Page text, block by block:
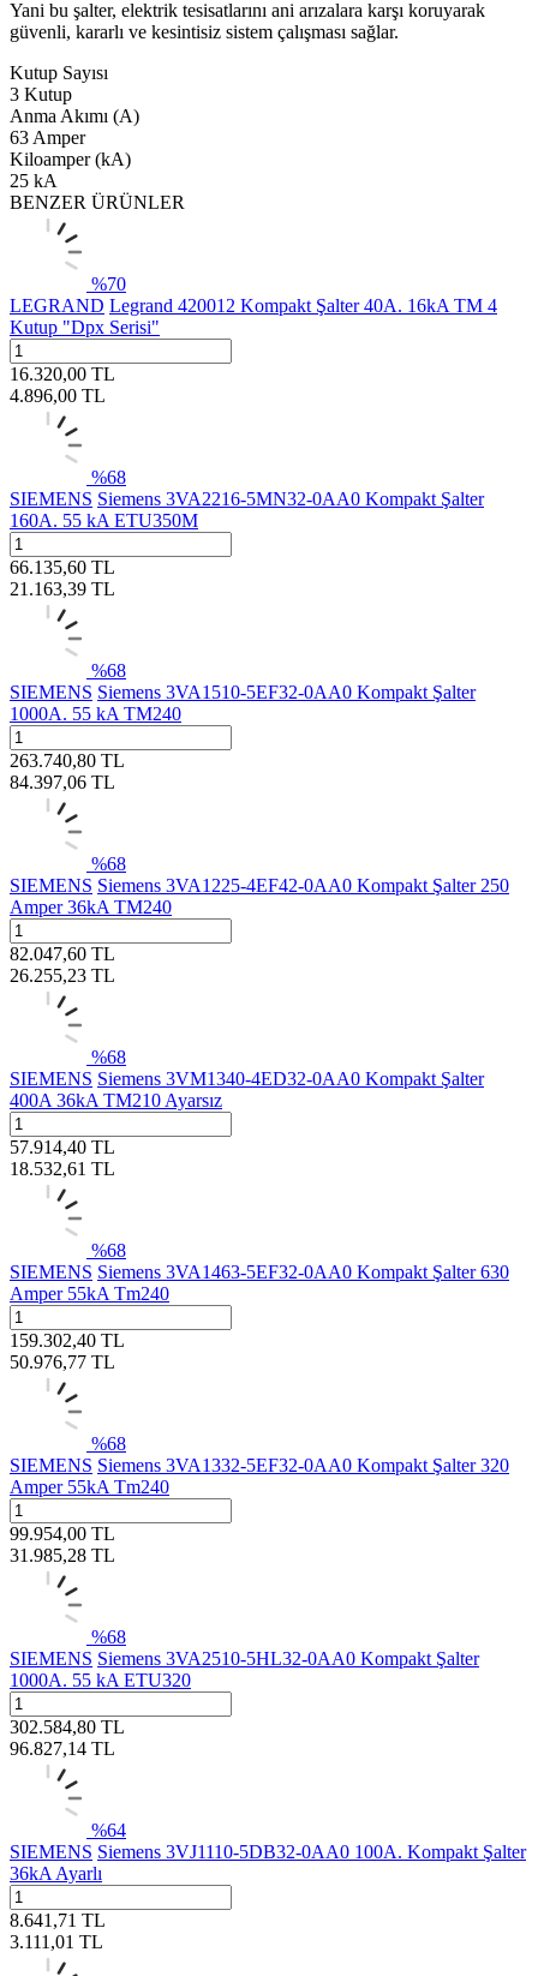
Yani bu şalter, elektrik tesisatlarını ani arızalara karşı koruyarak
güvenli, kararlı ve kesintisiz sistem çalışması sağlar.
Kutup Sayısı
3 Kutup
Anma Akımı (A)
63 Amper
Kiloamper (kA)
25 kA
BENZER ÜRÜNLER
%70
LEGRAND Legrand 420012 Kompakt Şalter 40A. 16kA TM 4
Kutup "Dpx Serisi"
16.320,00 TL
4.896,00 TL
%68
SIEMENS Siemens 3VA2216-5MN32-0AA0 Kompakt Şalter
160A. 55 kA ETU350M
66.135,60 TL
21.163,39 TL
%68
SIEMENS Siemens 3VA1510-5EF32-0AA0 Kompakt Şalter
1000A. 55 kA TM240
263.740,80 TL
84.397,06 TL
%68
SIEMENS Siemens 3VA1225-4EF42-0AA0 Kompakt Şalter 250
Amper 36kA TM240
82.047,60 TL
26.255,23 TL
%68
SIEMENS Siemens 3VM1340-4ED32-0AA0 Kompakt Şalter
400A 36kA TM210 Ayarsız
57.914,40 TL
18.532,61 TL
%68
SIEMENS Siemens 3VA1463-5EF32-0AA0 Kompakt Şalter 630
Amper 55kA Tm240
159.302,40 TL
50.976,77 TL
%68
SIEMENS Siemens 3VA1332-5EF32-0AA0 Kompakt Şalter 320
Amper 55kA Tm240
99.954,00 TL
31.985,28 TL
%68
SIEMENS Siemens 3VA2510-5HL32-0AA0 Kompakt Şalter
1000A. 55 kA ETU320
302.584,80 TL
96.827,14 TL
%64
SIEMENS Siemens 3VJ1110-5DB32-0AA0 100A. Kompakt Şalter
36kA Ayarlı
8.641,71 TL
3.111,01 TL